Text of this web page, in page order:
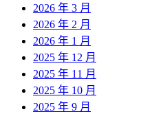
2026 年 3 月
2026 年 2 月
2026 年 1 月
2025 年 12 月
2025 年 11 月
2025 年 10 月
2025 年 9 月